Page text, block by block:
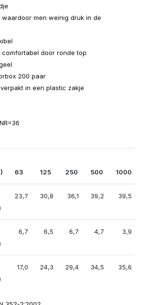
men weinig druk in de
door ronde top
200 paar
in een plastic zakje
63 125 250 500 1000
23,7 30,8 36,1 39,2 39,5
6,7 6,5 6,7 4,7 3,9
17,0 24,3 29,4 34,5 35,6